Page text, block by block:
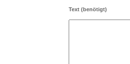
Text (benötigt)